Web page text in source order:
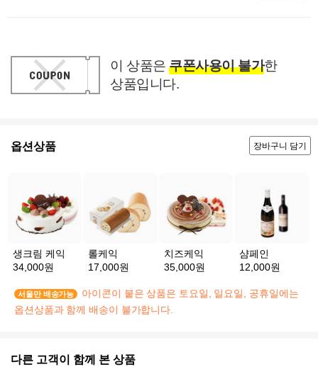
이 상품은 쿠폰사용이 불가한
상품입니다.
옵션상품 장바구니 담기
생크림 케익
34,000원
롤케익
17,000원
치즈케익
35,000원
샴페인
12,000원
서울만 배송가능
아이콘이 붙은 상품은 토요일, 일요일, 공휴일에는
옵션상품과 함께 배송이 불가합니다.
다른 고객이 함께 본 상품